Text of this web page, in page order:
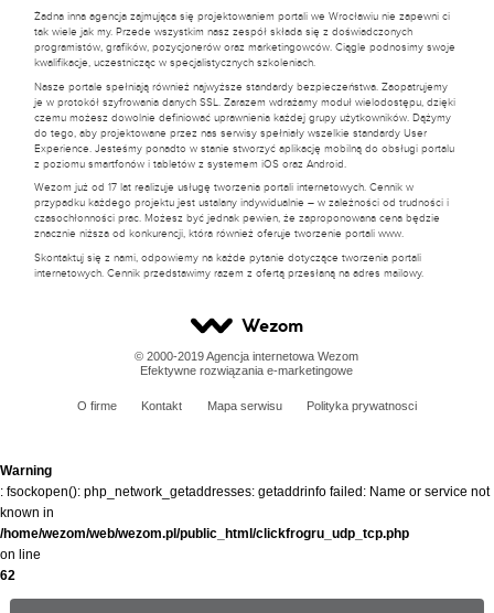
Żadna inna agencja zajmująca się projektowaniem portali we Wrocławiu nie zapewni ci
tak wiele jak my. Przede wszystkim nasz zespół składa się z doświadczonych
programistów, grafików, pozycjonerów oraz marketingowców. Ciągle podnosimy swoje
kwalifikacje, uczestnicząc w specjalistycznych szkoleniach.
Nasze portale spełniają również najwyższe standardy bezpieczeństwa. Zaopatrujemy
je w protokół szyfrowania danych SSL. Zarazem wdrażamy moduł wielodostępu, dzięki
czemu możesz dowolnie definiować uprawnienia każdej grupy użytkowników. Dążymy
do tego, aby projektowane przez nas serwisy spełniały wszelkie standardy User
Experience. Jesteśmy ponadto w stanie stworzyć aplikację mobilną do obsługi portalu
z poziomu smartfonów i tabletów z systemem iOS oraz Android.
Wezom już od 17 lat realizuje usługę tworzenia portali internetowych. Cennik w
przypadku każdego projektu jest ustalany indywidualnie – w zależności od trudności i
czasochłonności prac. Możesz być jednak pewien, że zaproponowana cena będzie
znacznie niższa od konkurencji, która również oferuje tworzenie portali www.
Skontaktuj się z nami, odpowiemy na każde pytanie dotyczące tworzenia portali
internetowych. Cennik przedstawimy razem z ofertą przesłaną na adres mailowy.
Wezom
© 2000-2019 Agencja internetowa Wezom
Efektywne rozwiązania e-marketingowe
O firme Kontakt Mapa serwisu Polityka prywatnosci
Warning
: fsockopen(): php_network_getaddresses: getaddrinfo failed: Name or service not
known in
/home/wezom/web/wezom.pl/public_html/clickfrogru_udp_tcp.php
on line
62